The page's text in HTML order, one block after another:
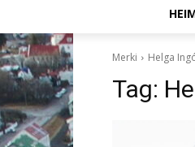
Merki Helga
Tag: